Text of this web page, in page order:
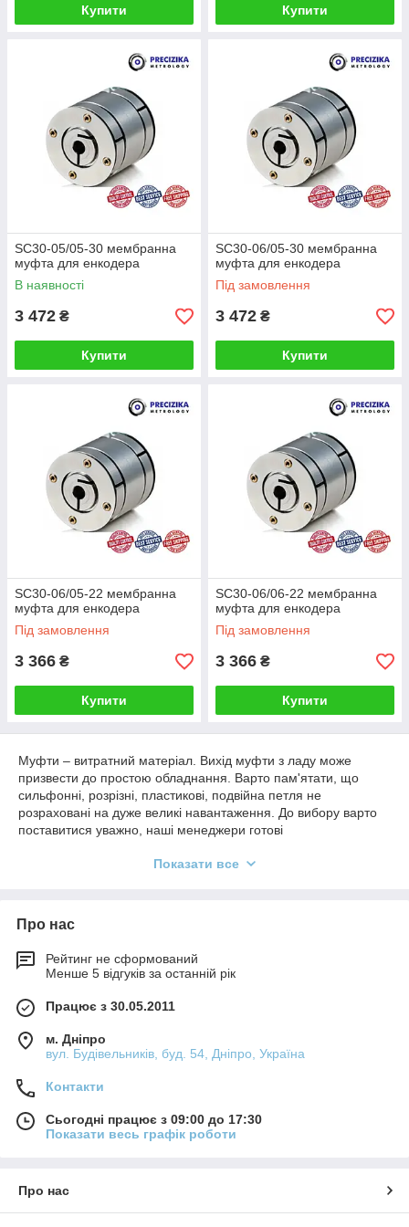
Купити Купити
SC30-05/05-30 мембранна
муфта для енкодера
В наявності
3 472 ₴
Купити
SC30-06/05-30 мембранна
муфта для енкодера
Під замовлення
3 472 ₴
Купити
SC30-06/05-22 мембранна
муфта для енкодера
Під замовлення
3 366 ₴
Купити
SC30-06/06-22 мембранна
муфта для енкодера
Під замовлення
3 366 ₴
Купити
Муфти – витратний матеріал. Вихід муфти з ладу може
призвести до простою обладнання. Варто пам'ятати, що
сильфонні, розрізні, пластикові, подвійна петля не
розраховані на дуже великі навантаження. До вибору варто
поставитися уважно, наші менеджери готові
на нашому сайті або по телефону+380 56 7673935, +380
європейськими виробниками. Доставка по Україні
безкоштовно!
Показати все
Про нас
Рейтинг не сформований
Менше 5 відгуків за останній рік
Працює з 30.05.2011
м. Дніпро
вул. Будівельників, буд. 54, Дніпро, Україна
Контакти
Сьогодні працює з 09:00 до 17:30
Показати весь графік роботи
Про нас